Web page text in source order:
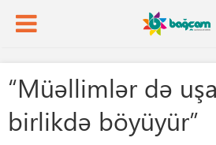
“Müəllimlər də
birlikdə böyüyür”